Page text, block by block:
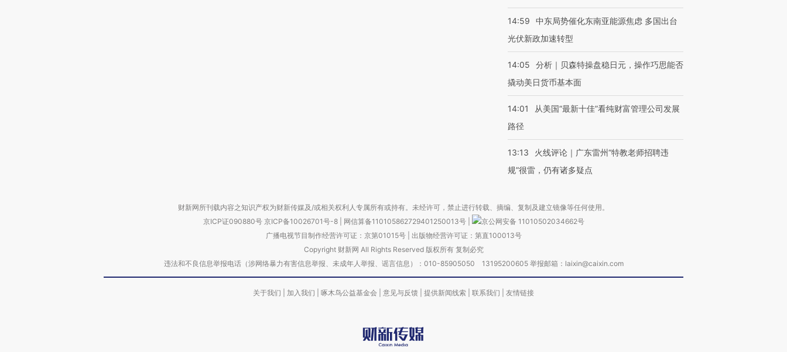
14:59
中东局势催化东南亚能源焦虑 多国出台
光伏新政加速转型
14:05
分析｜贝森特操盘稳日元，操作巧思能否
撬动美日货币基本面
14:01
从美国“最新十佳”看纯财富管理公司发展
路径
13:13
火线评论｜广东雷州“特教老师招聘违
规”很雷，仍有诸多疑点
财新网所刊载内容之知识产权为财新传媒及/或相关权利人专属所有或持有。未经许可，禁止进行转载、摘编、复制及建立镜像等任何使用。
京ICP证090880号 京ICP备10026701号-8 网信算备110105862729401250013号
京公网安备 11010502034662号
广播电视节目制作经营许可证：京第01015号| 出版物经营许可证：第直100013号
Copyright 财新网 All Rights Reserved 版权所有 复制必究
违法和不良信息举报电话（涉网络暴力有害信息举报、未成年人举报、谣言信息）：010-85905050 13195200605 举报邮箱：laixin@caixin.com
关于我们 加入我们 啄木鸟公益基金会 意见与反馈 提供新闻线索 联系我们 友情链接